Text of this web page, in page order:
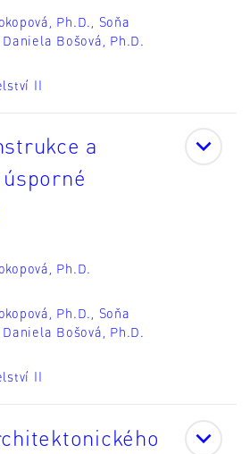
Ph.D.
Soňa
Bošová, Ph.D.
II
a
Ph.D.
Ph.D.
Soňa
Bošová, Ph.D.
II